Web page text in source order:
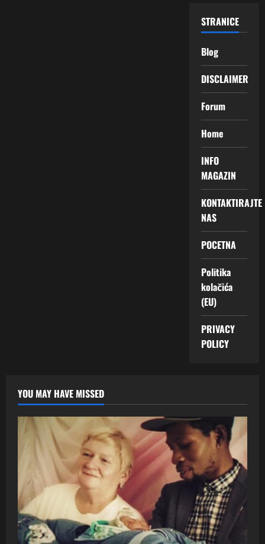
STRANICE
Blog
DISCLAIMER
Forum
Home
INFO
MAGAZIN
KONTAKTIRAJTE
NAS
POCETNA
Politika
kolačića
(EU)
PRIVACY
POLICY
YOU MAY HAVE MISSED